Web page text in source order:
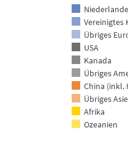
Niederlande
Vereinigtes
Übriges
USA
Kanada
Übriges
China (inkl.
Übriges
Afrika
Ozeanien